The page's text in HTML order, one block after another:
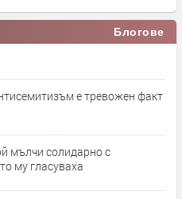
Блогове
е тревожен факт
мълчи солидарно с
му гласуваха